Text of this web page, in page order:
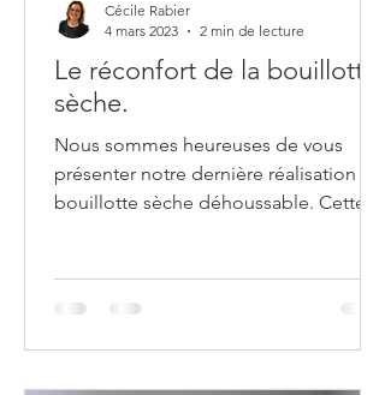
Le réconfort de la bouillotte
sèche.
Nous sommes heureuses de vous
présenter notre dernière réalisation : la
bouillotte sèche déhoussable. Cette
Cécile Rabier
4 mars 2023
2 min de lecture